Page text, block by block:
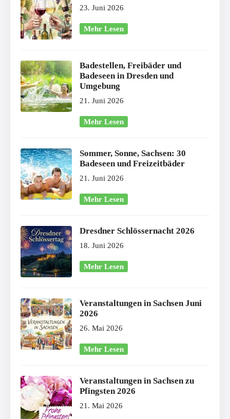
23. Juni 2026
Mehr Lesen
Badestellen, Freibäder und
Badeseen in Dresden und
Umgebung
21. Juni 2026
Mehr Lesen
Sommer, Sonne, Sachsen: 30
Badeseen und Freizeitbäder
21. Juni 2026
Mehr Lesen
Dresdner Schlössernacht 2026
18. Juni 2026
Mehr Lesen
Veranstaltungen in Sachsen Juni
2026
26. Mai 2026
Mehr Lesen
Veranstaltungen in Sachsen zu
Pfingsten 2026
21. Mai 2026